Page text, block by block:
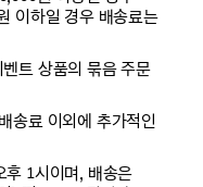
이하일 경우 배송료는
트 상품의 묶음 주문
송료 이외에 추가적인
후 1시이며, 배송은